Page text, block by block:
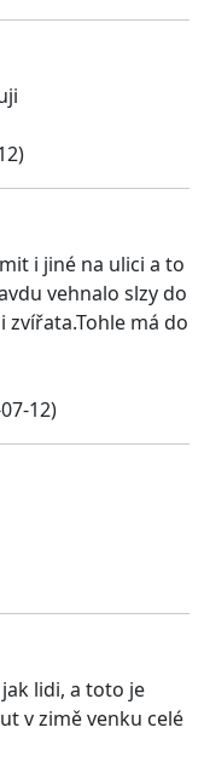
i jiné na ulici a to
vehnalo slzy do
zvířata.Tohle má do
12)
lidi, a toto je
v zimě venku celé